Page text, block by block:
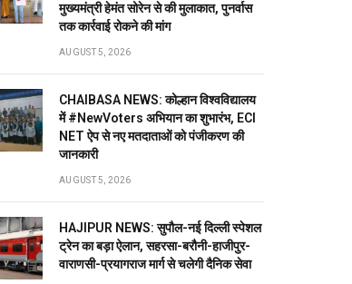
मुख्यमंत्री हेमंत सोरेन से की मुलाकात, पुनर्वास
तक कार्रवाई रोकने की मांग
AUGUST 5, 2026
CHAIBASA NEWS: कोल्हान विश्वविद्यालय
में #NewVoters अभियान का शुभारंभ, ECI
NET ऐप से नए मतदाताओं को पंजीकरण की
जानकारी
AUGUST 5, 2026
HAJIPUR NEWS: सुपौल-नई दिल्ली स्पेशल
ट्रेन का बड़ा ऐलान, सहरसा-बरौनी-हाजीपुर-
वाराणसी-प्रयागराज मार्ग से चलेगी दैनिक सेवा